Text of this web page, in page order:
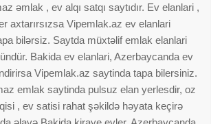
əmlak , ev alqı satqı saytıdır. Ev elanlari ,
axtarırsızsa Vipemlak.az ev elanlari
bilərsiz. Saytda müxtəlif emlak elanlari
Bakida ev elanlari, Azerbaycanda ev
Vipemlak.az saytinda tapa bilersiniz.
emlak saytinda pulsuz elan yerlesdir, oz
, ev satisi rahat şəkildə həyata keçirə